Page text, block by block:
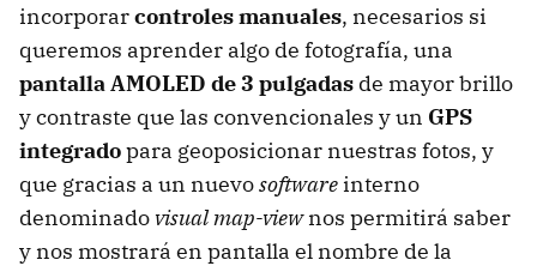
incorporarcontroles manuales, necesarios si
queremos aprender algo de fotografía, una
pantalla AMOLED de 3 pulgadas de mayor brillo
y contraste que las convencionales y un GPS
integradopara geoposicionar nuestras fotos, y
que gracias a un nuevosoftware interno
denominadovisual map-viewnos permitirá saber
y nos mostrará en pantalla el nombre de la